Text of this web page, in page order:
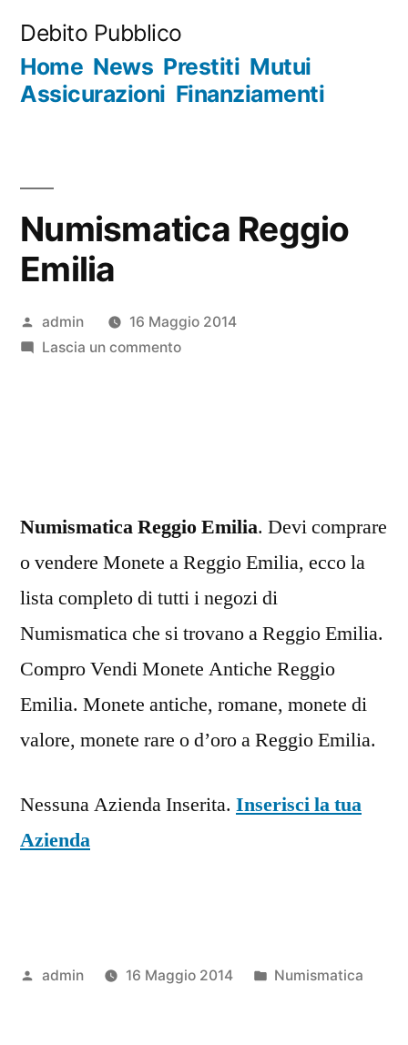
contenuto
Debito Pubblico
Home News Prestiti Mutui
Assicurazioni Finanziamenti
Numismatica Reggio
Emilia
Pubblicato
da
admin
16 Maggio 2014
Lascia un commentosu
Numismatica Reggio Emilia. Devi comprare
o vendere Monete a Reggio Emilia, ecco la
lista completo di tutti i negozi di
Numismatica che si trovano a Reggio Emilia.
Compro Vendi Monete Antiche Reggio
Emilia. Monete antiche, romane, monete di
valore, monete rare o d’oro a Reggio Emilia.
Nessuna Azienda Inserita. Inserisci la tua
Azienda
Pubblicato
admin 16 Maggio 2014
Pubblicato
Numismatica